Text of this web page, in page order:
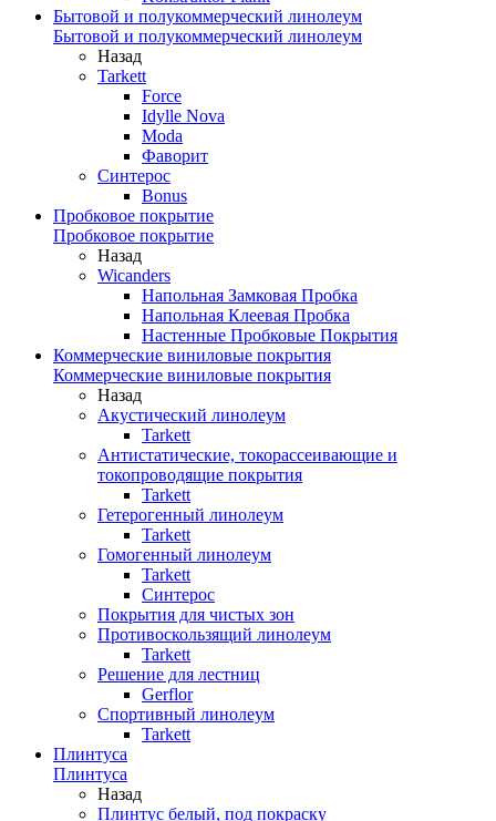
Бытовой и полукоммерческий линолеум
Бытовой и полукоммерческий линолеум
Назад
Tarkett
Force
Idylle Nova
Moda
Фаворит
Синтерос
Bonus
Пробковое покрытие
Пробковое покрытие
Назад
Wicanders
Напольная Замковая Пробка
Напольная Клеевая Пробка
Настенные Пробковые Покрытия
Коммерческие виниловые покрытия
Коммерческие виниловые покрытия
Назад
Акустический линолеум
Tarkett
Антистатические, токорассеивающие и
токопроводящие покрытия
Tarkett
Гетерогенный линолеум
Tarkett
Гомогенный линолеум
Tarkett
Синтерос
Покрытия для чистых зон
Противоскользящий линолеум
Tarkett
Решение для лестниц
Gerflor
Спортивный линолеум
Tarkett
Плинтуса
Плинтуса
Назад
Плинтус белый, под покраску